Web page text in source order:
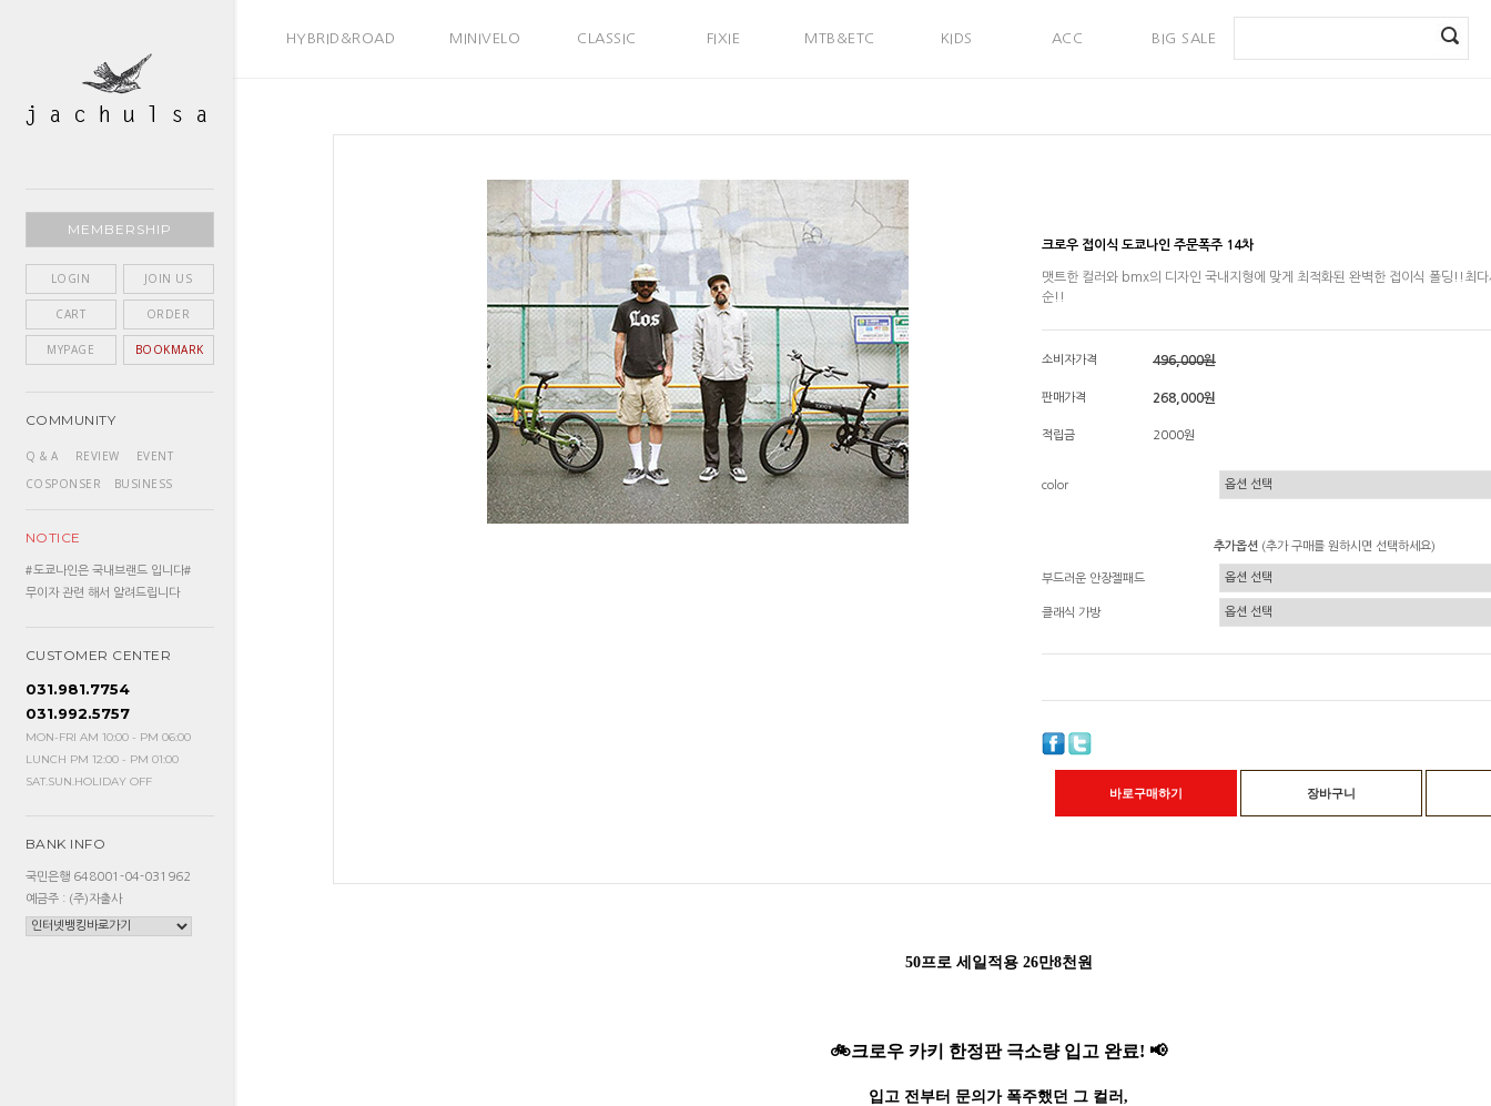
HYBRID&ROAD MINIVELO CLASSIC FIXIE MTB&ETC KIDS ACC BIG SALE
MEMBERSHIP
LOGIN JOIN US
CART ORDER
MYPAGE BOOKMARK
COMMUNITY
Q & A REVIEW
EVENT
COSPONSER
BUSINESS
NOTICE
#도쿄나인은 국내브랜드 입니다#
무이자 관련 해서 알려드립니다
CUSTOMER CENTER
031.981.7754
031.992.5757
MON-FRI AM 10:00 - PM 06:00
LUNCH PM 12:00 - PM 01:00
SAT.SUN.HOLIDAY OFF
BANK INFO
국민은행 648001-04-031962
예금주 : (주)자출사
크로우 접이식 도쿄나인 주문폭주 14차
맷트한 컬러와 bmx의 디자인 국내지형에 맞게 최적화된 완벽한 접이식 폴딩!!최
순!!
소비자가격 496,000원
판매가격 268,000원
적립금 2000원
color
추가옵션 (추가 구매를 원하시면 선택하세요)
부드러운 안장젤패드
클래식 가방
바로구매하기 장바구니
50프로 세일적용 26만8천원
🚲크로우 카키 한정판 극소량 입고 완료! 📢
입고 전부터 문의가 폭주했던 그 컬러,